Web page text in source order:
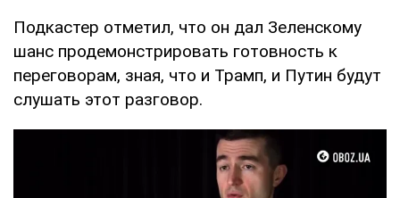
Подкастер отметил, что он дал Зеленскому
шанс продемонстрировать готовность к
переговорам, зная, что и Трамп, и Путин будут
слушать этот разговор.